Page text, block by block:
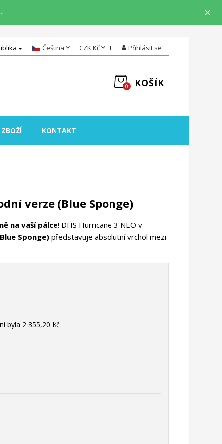
×
 Čeština CZK Kč Přihlásit se
KOŠÍK
0
ZBOŽÍ KONTAKT
verze (Blue Sponge)
na vaší pálce! DHS Hurricane 3 NEO v
Sponge)představuje absolutní vrchol mezi
byla 2 355,20 Kč